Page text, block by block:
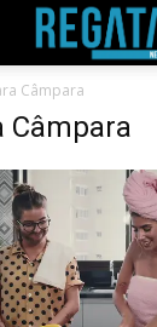
Câmpara
Câmpara